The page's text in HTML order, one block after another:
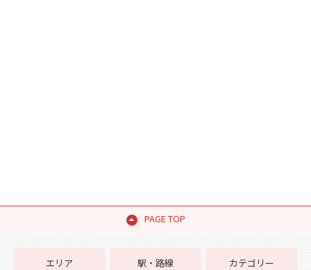
PAGE TOP
エリア
駅・路線
カテゴリー